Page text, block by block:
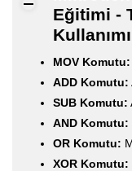
Eğitimi -
Kullanımı
MOV Komutu:
ADD Komutu:
SUB Komutu:
AND Komutu:
OR Komutu:
XOR Komutu: